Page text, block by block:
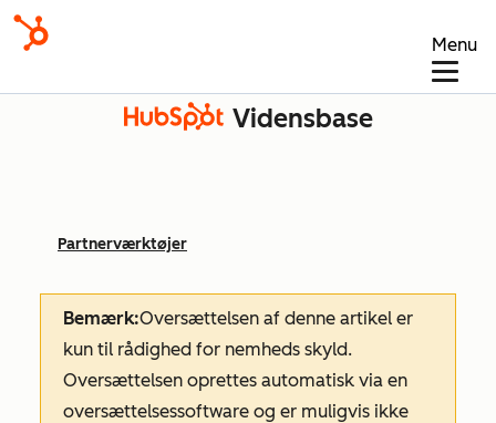
Menu
Vidensbase
Partnerværktøjer
Bemærk:Oversættelsen af denne artikel er
kun til rådighed for nemheds skyld.
Oversættelsen oprettes automatisk via en
oversættelsessoftware og er muligvis ikke